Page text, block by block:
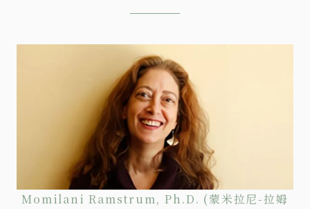
Momilani Ramstrum, Ph.D. (蒙米拉尼-拉姆